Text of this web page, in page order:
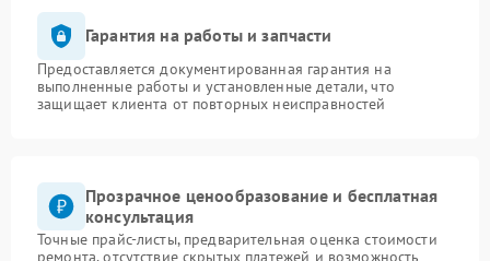
Гарантия на работы и запчасти
Предоставляется документированная гарантия на
выполненные работы и установленные детали, что
защищает клиента от повторных неисправностей
Прозрачное ценообразование и бесплатная
консультация
Точные прайс-листы, предварительная оценка стоимости
ремонта, отсутствие скрытых платежей и возможность